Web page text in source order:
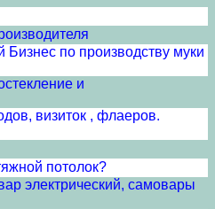
по производству муки
и
визиток , флаеров.
потолок?
электрический, самовары